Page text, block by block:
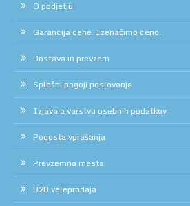
O podjetju
Garancija cene. Izenačimo ceno.
Dostava in prevzem
Splošni pogoji poslovanja
Izjava o varstvu osebnih podatkov
Pogosta vprašanja
Prevzemna mesta
B2B veleprodaja